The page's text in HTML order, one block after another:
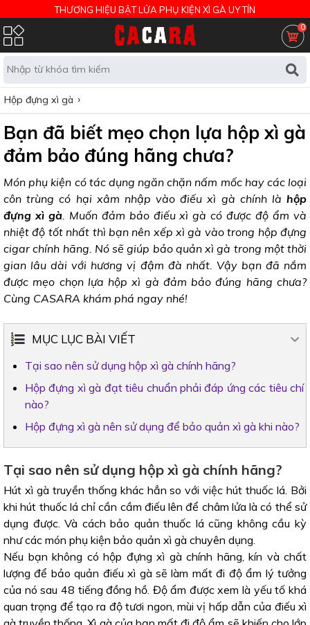
THƯƠNG HIỆU BẬT LỬA PHỤ KIỆN XÌ GÀ UY TÍN
0
Hộp đựng xì gà
Bạn đã biết mẹo chọn lựa hộp xì gà
đảm bảo đúng hãng chưa?
Món phụ kiện có tác dụng ngăn chặn nấm mốc hay các loại
côn trùng có hại xâm nhập vào điếu xì gà chính là hộp
đựng xì gà. Muốn đảm bảo điếu xì gà có được độ ẩm và
nhiệt độ tốt nhất thì bạn nên xếp xì gà vào trong hộp đựng
cigar chính hãng. Nó sẽ giúp bảo quản xì gà trong một thời
gian lâu dài với hương vị đậm đà nhất. Vậy bạn đã nắm
được mẹo chọn lựa hộp xì gà đảm bảo đúng hãng chưa?
Cùng CASARA khám phá ngay nhé!
MỤC LỤC BÀI VIẾT
Tại sao nên sử dụng hộp xì gà chính hãng?
Hộp đựng xì gà đạt tiêu chuẩn phải đáp ứng các tiêu chí
nào?
Hộp đựng xì gà nên sử dụng để bảo quản xì gà khi nào?
Tại sao nên sử dụng hộp xì gà chính hãng?
Hút xì gà truyền thống khác hẳn so với việc hút thuốc lá. Bởi
khi hút thuốc lá chỉ cần cầm điếu lên để châm lửa là có thể sử
dụng được. Và cách bảo quản thuốc lá cũng không cầu kỳ
như các món phụ kiện bảo quản xì gà chuyên dụng.
Nếu bạn không có hộp đựng xì gà chính hãng, kín và chất
lượng để bảo quản điếu xì gà sẽ làm mất đi độ ẩm lý tưởng
của nó sau 48 tiếng đồng hồ. Độ ẩm được xem là yếu tố khá
quan trọng để tạo ra độ tươi ngon, mùi vị hấp dẫn của điếu xì